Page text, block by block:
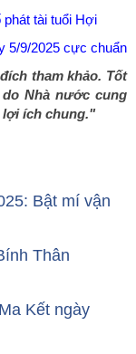
tài tuổi Hợi
5/9/2025 cực chuẩn
tham khảo. Tốt
Nhà nước cung
lợi ích chung."
Bật mí vận
Thân
Kết ngày